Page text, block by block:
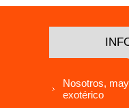
Nosotros,
exotérico